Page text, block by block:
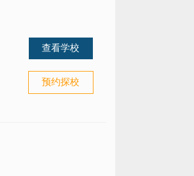
查看学校
预约探校